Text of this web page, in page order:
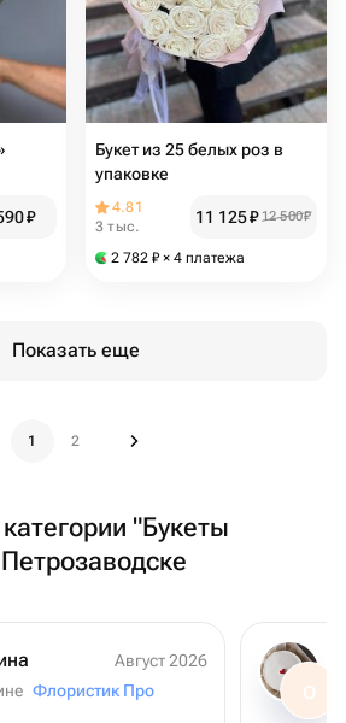
₽
Букет из 25 белых роз в
упаковке
4.81
3 тыс.
11 125₽ 12 500₽
2 782 ₽ × 4 платежа
Показать еще
1 2
"Букеты
Август 2026
Флористик Про О